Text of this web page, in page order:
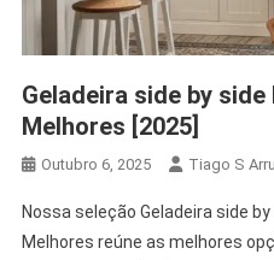
Geladeira side by side
Melhores [2025]
Outubro 6, 2025 Tiago S
Nossa seleção Geladeira side
Melhores reúne as melhores